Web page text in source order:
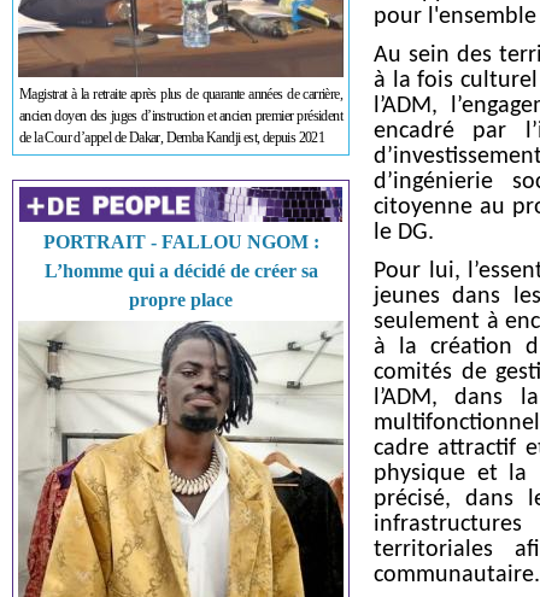
Magistrat à la retraite après plus de quarante années de carrière,
ancien doyen des juges d’instruction et ancien premier président
de la Cour d’appel de Dakar, Demba Kandji est, depuis 2021
PORTRAIT - FALLOU NGOM :
L’homme qui a décidé de créer sa
propre place
pour
Au sein des
à la fois
l’ADM,
encadré par
d’ingénierie
citoyenne au
le DG.
Pour lui,
jeunes dans
seulement à
à la création
comités de
l’ADM, dans
cadre attractif
physique et la
précisé, dans
territoriales
communautaire.